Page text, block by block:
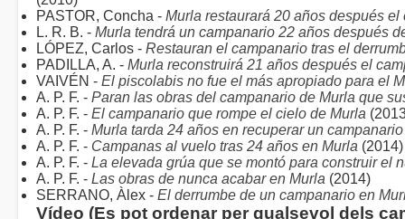
PASTOR, Concha - Murla restaurará 20 años después
L. R. B. - Murla tendrá un campanario 22 años después
LÓPEZ, Carlos - Restauran el campanario tras el
PADILLA, A. - Murla reconstruirá 21 años después el
VAIVÉN - El piscolabis no fue el más apropiado para el
A. P. F. - Paran las obras del campanario de Murla que
A. P. F. - El campanario que rompe el cielo de Murla
A. P. F. - Murla tarda 24 años en recuperar un
A. P. F. - Campanas al vuelo tras 24 años en Murla (2014)
A. P. F. - La elevada grúa que se montó para construir el
A. P. F. - Las obras de nunca acabar en Murla (2014)
SERRANO, Àlex - El derrumbe de un campanario en
Vídeo (Es pot ordenar per qualsevol dels